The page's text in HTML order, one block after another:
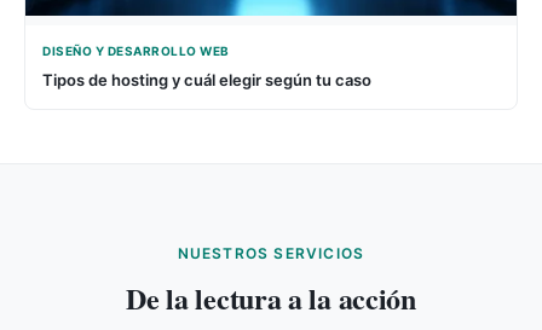
DISEÑO Y DESARROLLO WEB
Tipos de hosting y cuál elegir según tu caso
NUESTROS SERVICIOS
De la lectura a la acción